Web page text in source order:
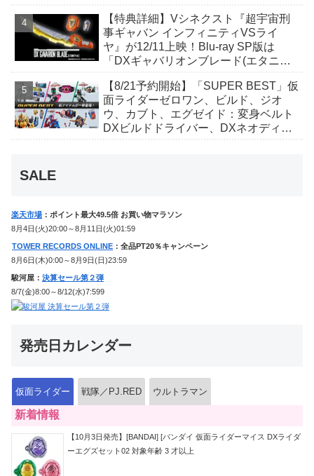
【特典詳細】Vシネクスト『超宇宙刑
事ギャバン インフィニティVSライ
ヤ』が12/11上映！Blu-ray SP版は
「DXギャバリオンブレード(エタニテ
か豪華特典付き！
【8/21予約開始】「SUPER BEST」仮
面ライダーゼロワン、ビルド、ジオ
ウ、カブト、エグゼイド：変身ベルト
DXビルドドライバー、DXネオディケ
SALE
楽天市場 ：ポイント最大49.5倍 お買い物マラソン
8月4日(火)20:00～8月11日(火)01:59
TOWER RECORDS ONLINE ：全品PT20％キャンペーン
8月6日(木)0:00～8月9日(日)23:59
駿河屋： 決算セール第２弾
8/7(金)8:00～8/12(水)7:599
発売日カレンダー
仮面ライダー 戦隊／PJ.RED ウルトラマン
新着情報
【10月3日発売】[BANDAI] [バンダイ 仮面ライダーマイス DXライダ
ーエグズセット02 対象年齢 3 才以上